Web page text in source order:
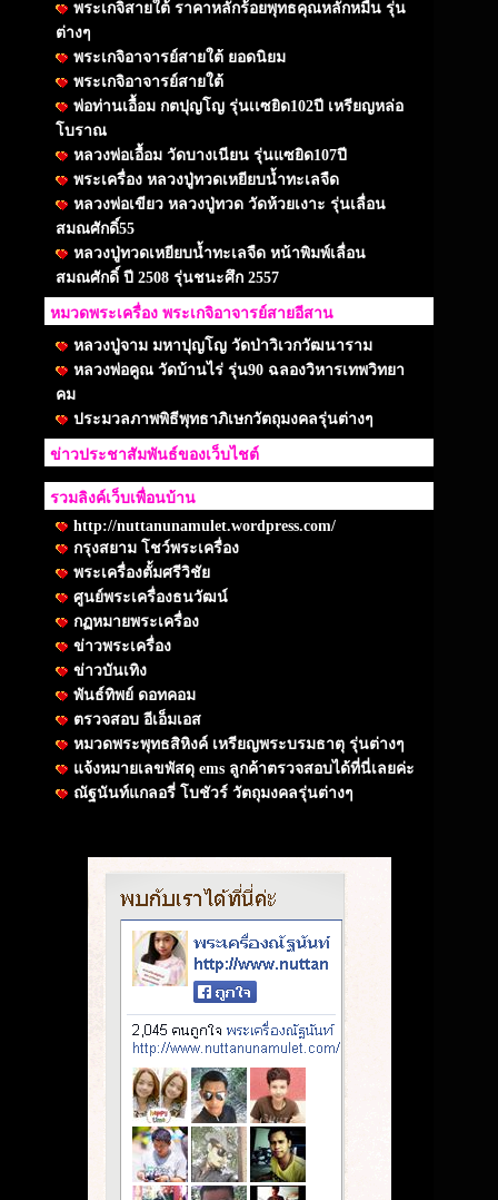
พระเกจิสายใต้ ราคาหลักร้อยพุทธคุณหลักหมื่น รุ่น
ต่างๆ
พระเกจิอาจารย์สายใต้ ยอดนิยม
พระเกจิอาจารย์สายใต้
พ่อท่านเอื้อม กตปุญโญ รุ่นเเซยิด102ปี เหรียญหล่อ
โบราณ
หลวงพ่อเอื้อม วัดบางเนียน รุ่นแซยิด107ปี
พระเครื่อง หลวงปู่ทวดเหยียบน้ำทะเลจืด
หลวงพ่อเขียว หลวงปู่ทวด วัดห้วยเงาะ รุ่นเลื่อน
สมณศักดิ์55
หลวงปู่ทวดเหยียบน้ำทะเลจืด หน้าพิมพ์เลื่อน
สมณศักดิ์ ปี 2508 รุ่นชนะศึก 2557
หมวดพระเครื่อง พระเกจิอาจารย์สายอีสาน
หลวงปู่จาม มหาปุญโญ วัดป่าวิเวกวัฒนาราม
หลวงพ่อคูณ วัดบ้านไร่ รุ่น90 ฉลองวิหารเทพวิทยา
คม
ประมวลภาพพิธีพุทธาภิเษกวัตถุมงคลรุ่นต่างๆ
ข่าวประชาสัมพันธ์ของเว็บไชต์
รวมลิงค์เว็บเพื่อนบ้าน
http://nuttanunamulet.wordpress.com/
กรุงสยาม โชว์พระเครื่อง
พระเครื่องตั้มศรีวิชัย
ศูนย์พระเครื่องธนวัฒน์
กฏหมายพระเครื่อง
ข่าวพระเครื่อง
ข่าวบันเทิง
พันธ์ทิพย์ ดอทคอม
ตรวจสอบ อีเอ็มเอส
หมวดพระพุทธสิหิงค์ เหรียญพระบรมธาตุ รุ่นต่างๆ
แจ้งหมายเลขพัสดุ ems ลูกค้าตรวจสอบได้ที่นี่เลยค่ะ
ณัฐนันท์แกลอรี่ โบชัวร์ วัตถุมงคลรุ่นต่างๆ